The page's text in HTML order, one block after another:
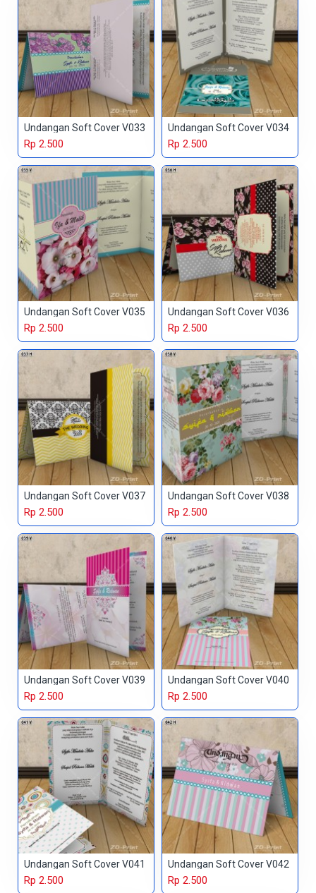
Undangan Soft Cover V033
Rp 2.500
Undangan Soft Cover V034
Rp 2.500
Undangan Soft Cover V035
Rp 2.500
Undangan Soft Cover V036
Rp 2.500
Undangan Soft Cover V037
Rp 2.500
Undangan Soft Cover V038
Rp 2.500
Undangan Soft Cover V039
Rp 2.500
Undangan Soft Cover V040
Rp 2.500
Undangan Soft Cover V041
Rp 2.500
Undangan Soft Cover V042
Rp 2.500